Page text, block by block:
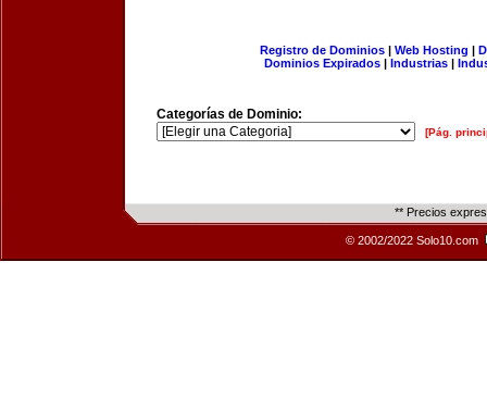
Registro de Dominios| Web Hosting |
Dominios Expirados | Industrias |
Categorías de Dominio:
[Pág.
** Precios
© 2002/2022 Solo10.com